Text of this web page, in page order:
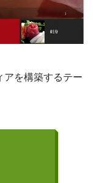
アを構築するテー